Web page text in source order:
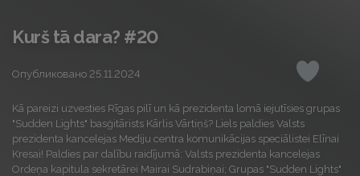
Kurš tā dara? #20
Опубликовано 25.11.2024
Kā pareizi uzvesties Rīgas pilī un kā prezidenta lomā iejutīsies grupas
"Sudden Lights" basģitārists Kārlis Vārtiņš? Liels paldies Valsts
prezidenta kancelejas Mediju centra komunikācijas speciālistei Elīnai
Kresai! Paldies par dalību raidījumā: Valsts prezidenta kancelejas
Ordeņa kapitula sekretārei Mairai Sudrabiņai; Grupas "Sudden Lights"